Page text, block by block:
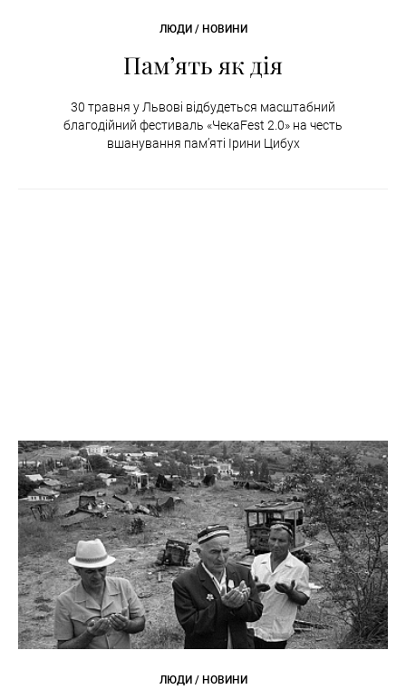
ЛЮДИ / НОВИНИ
Пам’ять як дія
30 травня у Львові відбудеться масштабний
благодійний фестиваль «ЧекаFest 2.0» на честь
вшанування пам’яті Ірини Цибух
ЛЮДИ / НОВИНИ